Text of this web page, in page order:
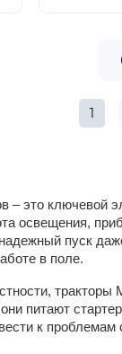
1
– это ключевой
освещения,
пуск
в поле.
питают
к